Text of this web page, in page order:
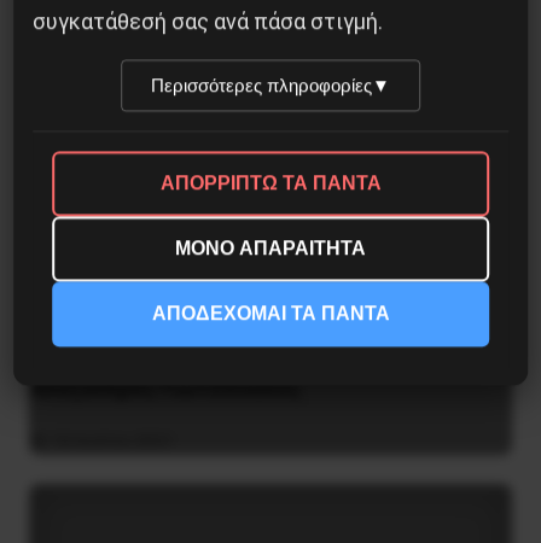
συγκατάθεσή σας ανά πάσα στιγμή.
Περισσότερες πληροφορίες▼
ΑΠΟΡΡΙΠΤΩ ΤΑ ΠΑΝΤΑ
ΜΟΝΟ ΑΠΑΡΑΙΤΗΤΑ
ΑΠΟΔΕΧΟΜΑΙ ΤΑ ΠΑΝΤΑ